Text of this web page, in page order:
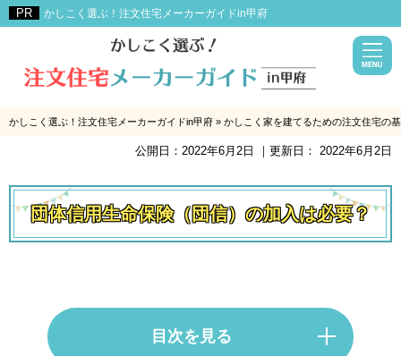
かしこく選ぶ！注文住宅メーカーガイドin甲府
かしこく選ぶ！注文住宅メーカーガイドin甲府 » かしこく家を建てるための注文住宅の
公開日： 2022年6月2日 ｜更新日： 2022年6月2日
団体信用生命保険（団信）の加入は必要？
目次を見る